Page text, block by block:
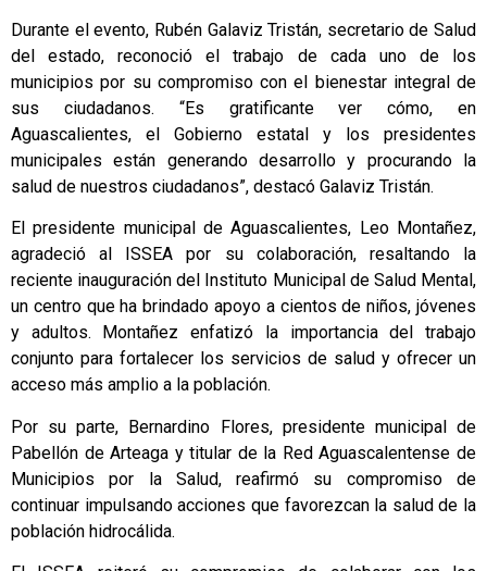
Durante el evento, Rubén Galaviz Tristán, secretario de Salud
del estado, reconoció el trabajo de cada uno de los
municipios por su compromiso con el bienestar integral de
sus ciudadanos. “Es gratificante ver cómo, en
Aguascalientes, el Gobierno estatal y los presidentes
municipales están generando desarrollo y procurando la
salud de nuestros ciudadanos”, destacó Galaviz Tristán.
El presidente municipal de Aguascalientes, Leo Montañez,
agradeció al ISSEA por su colaboración, resaltando la
reciente inauguración del Instituto Municipal de Salud Mental,
un centro que ha brindado apoyo a cientos de niños, jóvenes
y adultos. Montañez enfatizó la importancia del trabajo
conjunto para fortalecer los servicios de salud y ofrecer un
acceso más amplio a la población.
Por su parte, Bernardino Flores, presidente municipal de
Pabellón de Arteaga y titular de la Red Aguascalentense de
Municipios por la Salud, reafirmó su compromiso de
continuar impulsando acciones que favorezcan la salud de la
población hidrocálida.